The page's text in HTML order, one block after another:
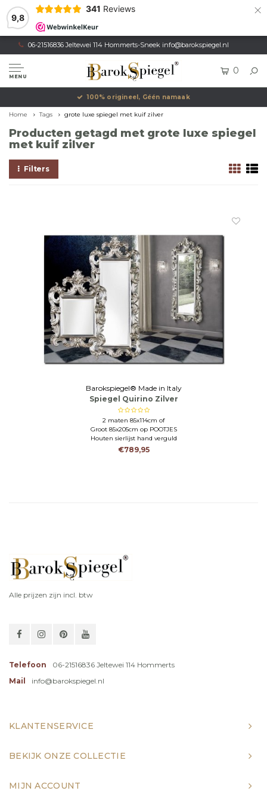
9,8
341 Reviews ×
06-21516836 Jeltewei 114 Hommerts-Sneek info@barokspiegel.nl
MENU
0
100% origineel, Géén namaak
Home Tags grote luxe spiegel met kuif zilver
Producten getagd met grote luxe spiegel
met kuif zilver
Filters
Barokspiegel® Made in Italy
Spiegel Quirino Zilver
2 maten 85x114cm of
Groot 85x205cm op POOTJES
Houten sierlijst hand verguld
€789,95
Alle prijzen zijn incl. btw
Telefoon
06-21516836 Jeltewei 114 Hommerts
Mail
info@barokspiegel.nl
KLANTENSERVICE
BEKIJK ONZE COLLECTIE
MIJN ACCOUNT